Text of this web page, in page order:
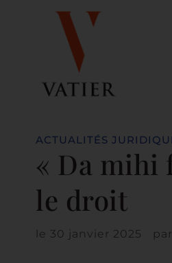
ACTUALITÉS
« Da mihi
le droit
le 30 janvier 2025 par